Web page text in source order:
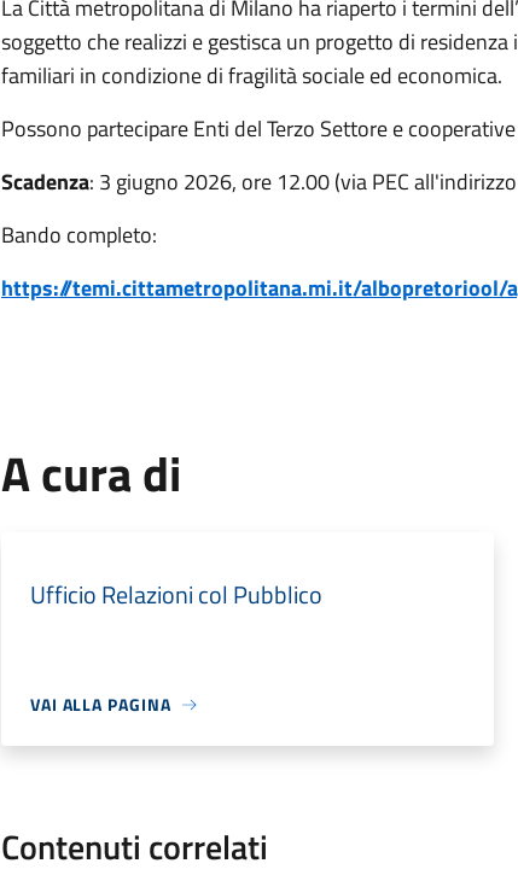
La Città metropolitana di Milano ha riaperto i termini
soggetto che realizzi e gestisca un progetto di
familiari in condizione di fragilità sociale ed economica.
Possono partecipare Enti del Terzo Settore e
Scadenza: 3 giugno 2026, ore 12.00 (via PEC
Bando completo:
https://temi.cittametropolitana.mi.it/albopretoriool/
A cura di
Ufficio Relazioni col Pubblico
VAI ALLA PAGINA
Contenuti correlati